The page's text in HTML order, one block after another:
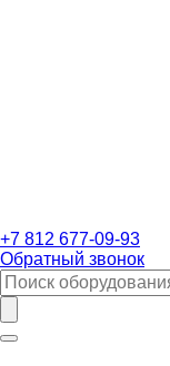
+7 812 677-09-93
Обратный звонок